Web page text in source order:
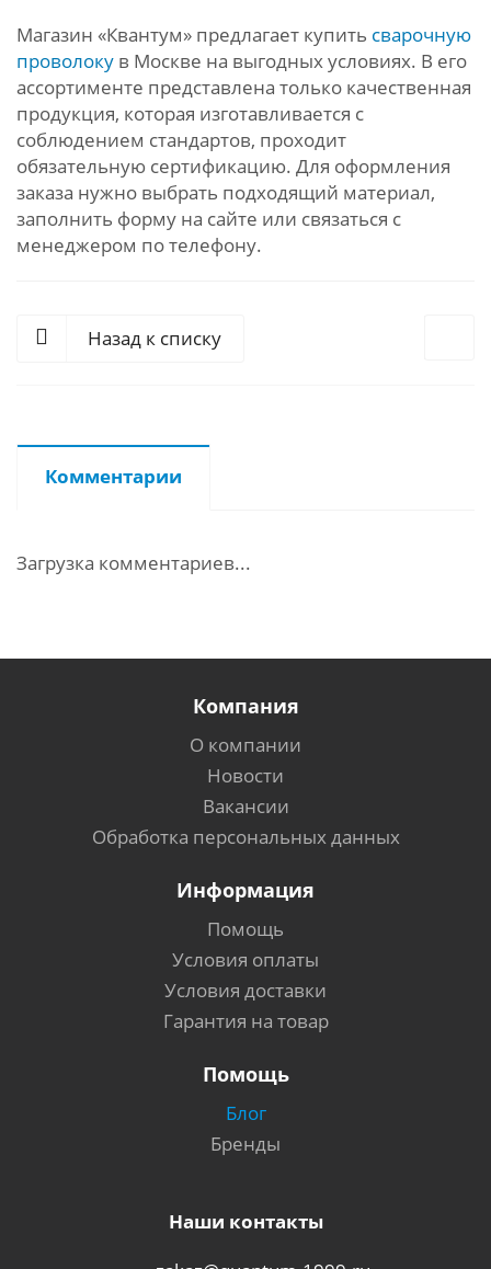
Магазин «Квантум» предлагает купить сварочную
проволоку в Москве на выгодных условиях. В его
ассортименте представлена только качественная
продукция, которая изготавливается с
соблюдением стандартов, проходит
обязательную сертификацию. Для оформления
заказа нужно выбрать подходящий материал,
заполнить форму на сайте или связаться с
менеджером по телефону.
Назад к списку
Комментарии
Загрузка комментариев...
Компания
О компании
Новости
Вакансии
Обработка персональных данных
Информация
Помощь
Условия оплаты
Условия доставки
Гарантия на товар
Помощь
Блог
Бренды
Наши контакты